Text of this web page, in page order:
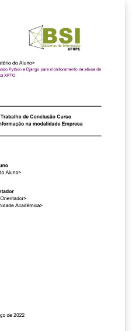
guidelines for pure and
analysis, PDEs,
analysis). Covers all
I–XIV) of Resolution
contributions,
and bibliography
361/2021 governs